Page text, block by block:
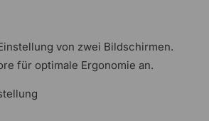
von zwei Bildschirmen.
für optimale Ergonomie an.